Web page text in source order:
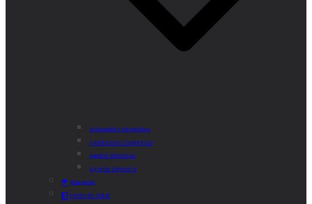
Actividades Semanales
Instalaciones Deportivas
Alquiler Bicicletas
Agenda Deportiva
Educación
Centro de Salud